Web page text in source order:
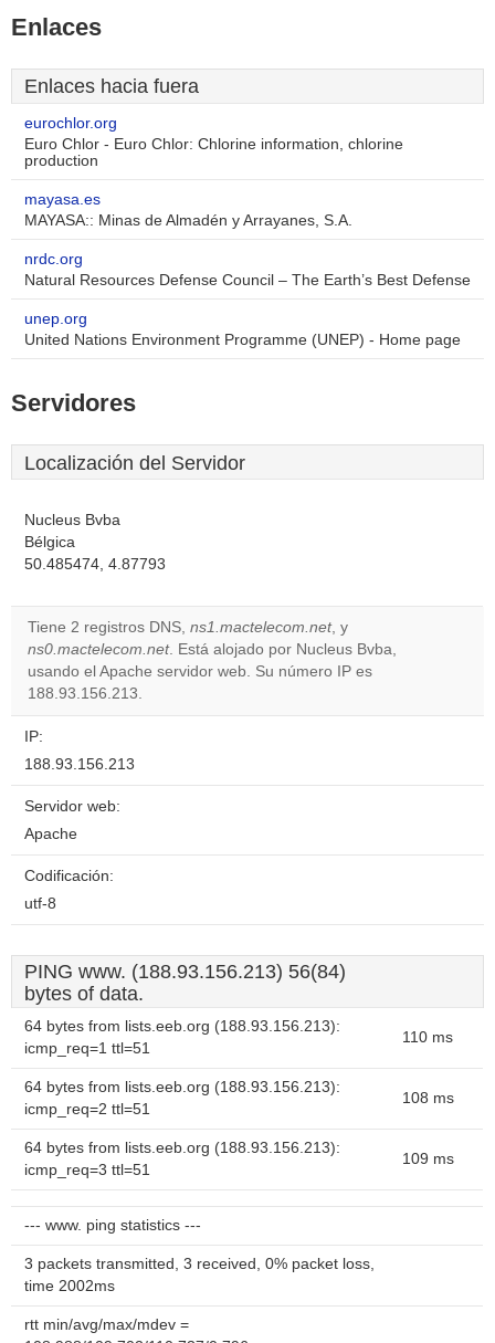
Enlaces
Enlaces hacia fuera
eurochlor.org
Euro Chlor - Euro Chlor: Chlorine information, chlorine
production
mayasa.es
MAYASA:: Minas de Almadén y Arrayanes, S.A.
nrdc.org
Natural Resources Defense Council – The Earth’s Best Defense
unep.org
United Nations Environment Programme (UNEP) - Home page
Servidores
Localización del Servidor
Nucleus Bvba
Bélgica
50.485474, 4.87793
Tiene 2 registros DNS, ns1.mactelecom.net, y
ns0.mactelecom.net. Está alojado por Nucleus Bvba,
usando el Apache servidor web. Su número IP es
188.93.156.213.
IP:
188.93.156.213
Servidor web:
Apache
Codificación:
utf-8
PING www. (188.93.156.213) 56(84)
bytes of data.
64 bytes from lists.eeb.org (188.93.156.213):
icmp_req=1 ttl=51
110 ms
64 bytes from lists.eeb.org (188.93.156.213):
icmp_req=2 ttl=51
108 ms
64 bytes from lists.eeb.org (188.93.156.213):
icmp_req=3 ttl=51
109 ms
--- www. ping statistics ---
3 packets transmitted, 3 received, 0% packet loss,
time 2002ms
rtt min/avg/max/mdev =